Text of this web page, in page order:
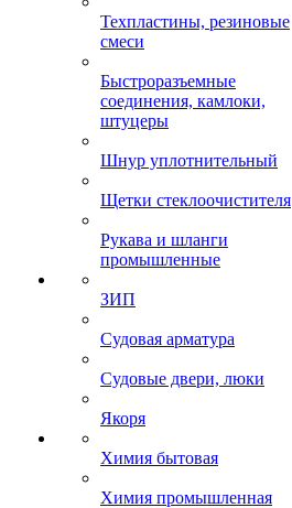
Техпластины, резиновые
смеси
Быстроразъемные
соединения, камлоки,
штуцеры
Шнур уплотнительный
Щетки стеклоочистителя
Рукава и шланги
промышленные
ЗИП
Судовая арматура
Судовые двери, люки
Якоря
Химия бытовая
Химия промышленная